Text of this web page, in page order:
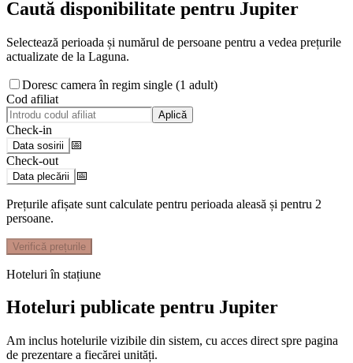
Caută disponibilitate pentru Jupiter
Selectează perioada și numărul de persoane pentru a vedea prețurile
actualizate de la Laguna.
Doresc camera în regim single (1 adult)
Cod afiliat
Aplică
Check-in
Data sosirii
📅
Check-out
Data plecării 📅
Prețurile afișate sunt calculate pentru perioada aleasă și pentru 2
persoane.
Verifică prețurile
Hoteluri în stațiune
Hoteluri publicate pentru Jupiter
Am inclus hotelurile vizibile din sistem, cu acces direct spre pagina
de prezentare a fiecărei unități.